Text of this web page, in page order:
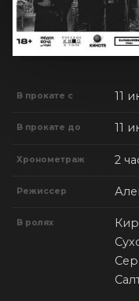
В прокате с 11
В прокате до 11
Хронометраж 2
Режиссер
В ролях